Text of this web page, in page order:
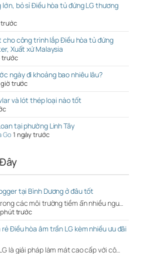
lớn, bỏ sỉ Điều hòa tủ đứng LG thương
trước
công trình lắp Điều hòa tủ đứng
Xuất xứ Malaysia
trước
ngày đi khoảng bao nhiêu lâu?
giờ trước
và lót thép loại nào tốt
tại phường Linh Tây
Go 1 ngày trước
tại Bình Dương ở đâu tốt
các môi trường tiềm ẩn nhiều ngu…
trước
Điều hòa âm trần LG kèm nhiều ưu đãi
là giải pháp làm mát cao cấp với cô…